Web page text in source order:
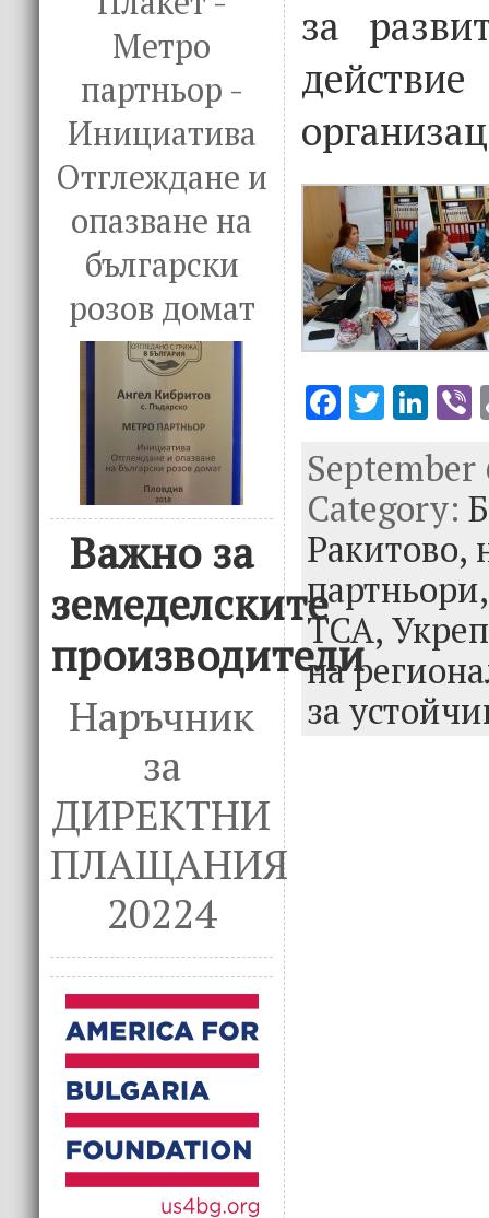
Метро
партньор -
Инициатива
Отглеждане и
опазване на
български
розов домат
Важно за
земеделските
производители
Наръчник
за
ДИРЕКТНИ
ПЛАЩАНИЯ
20224
за
F
e
b
o
o
k
T
it
te
r
Li
k
e
dI
n
September
Category:
Ракитово,
ТСА,
на
за